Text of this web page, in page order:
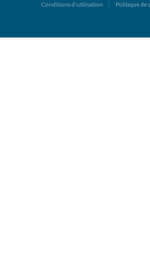
Conditions d'utilisation Politique de